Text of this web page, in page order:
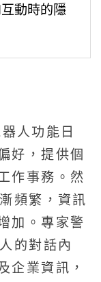
動時的隱
人功能日
好，提供個
作事務。然
頻繁，資訊
加。專家警
的對話內
企業資訊，